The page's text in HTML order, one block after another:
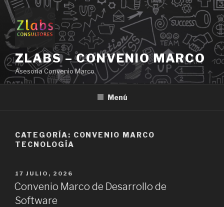
contenido
ZLABS – CONVENIO MARCO
Asesoría Convenio Marco
Menú
CATEGORÍA: CONVENIO MARCO
TECNOLOGÍA
PUBLICADO
EN
17 JULIO, 2026
Convenio Marco de Desarrollo de
Software